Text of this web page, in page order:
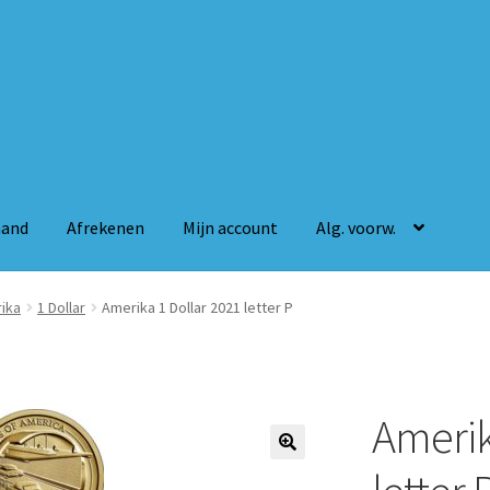
Afrekenen Mijn account Alg. voorw.
Mijn account Alg. voorw.
1 Dollar Amerika 1 Dollar 2021 letter P